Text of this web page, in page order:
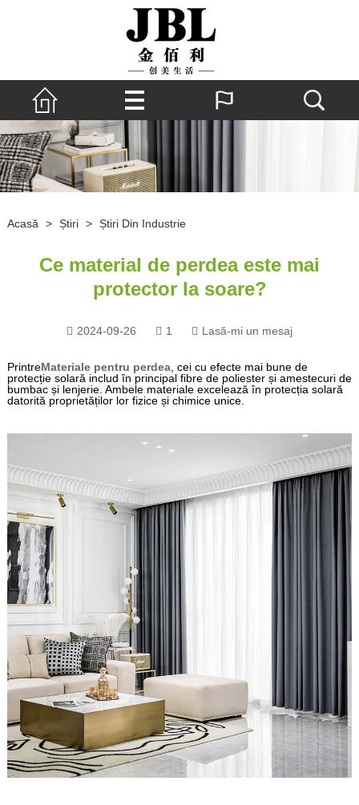
Acasă > Știri > Știri Din Industrie
Ce material de perdea este mai
protector la soare?
2024-09-26 1 Lasă-mi un mesaj
PrintreMateriale pentru perdea, cei cu efecte mai bune de
protecție solară includ în principal fibre de poliester și amestecuri de
bumbac și lenjerie. Ambele materiale excelează în protecția solară
datorită proprietăților lor fizice și chimice unice.